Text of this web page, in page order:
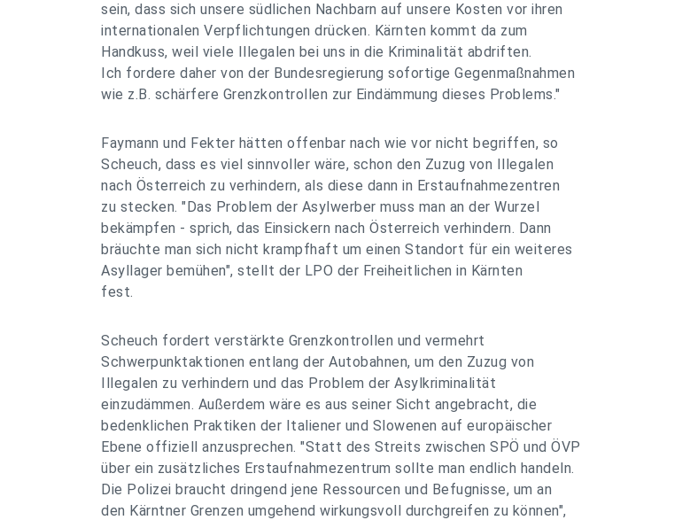
sein, dass sich unsere südlichen Nachbarn auf unsere Kosten vor ihren
internationalen Verpflichtungen drücken. Kärnten kommt da zum
Handkuss, weil viele Illegalen bei uns in die Kriminalität abdriften.
Ich fordere daher von der Bundesregierung sofortige Gegenmaßnahmen
wie z.B. schärfere Grenzkontrollen zur Eindämmung dieses Problems."
Faymann und Fekter hätten offenbar nach wie vor nicht begriffen, so
Scheuch, dass es viel sinnvoller wäre, schon den Zuzug von Illegalen
nach Österreich zu verhindern, als diese dann in Erstaufnahmezentren
zu stecken. "Das Problem der Asylwerber muss man an der Wurzel
bekämpfen - sprich, das Einsickern nach Österreich verhindern. Dann
bräuchte man sich nicht krampfhaft um einen Standort für ein weiteres
Asyllager bemühen", stellt der LPO der Freiheitlichen in Kärnten
fest.
Scheuch fordert verstärkte Grenzkontrollen und vermehrt
Schwerpunktaktionen entlang der Autobahnen, um den Zuzug von
Illegalen zu verhindern und das Problem der Asylkriminalität
einzudämmen. Außerdem wäre es aus seiner Sicht angebracht, die
bedenklichen Praktiken der Italiener und Slowenen auf europäischer
Ebene offiziell anzusprechen. "Statt des Streits zwischen SPÖ und ÖVP
über ein zusätzliches Erstaufnahmezentrum sollte man endlich handeln.
Die Polizei braucht dringend jene Ressourcen und Befugnisse, um an
den Kärntner Grenzen umgehend wirkungsvoll durchgreifen zu können",